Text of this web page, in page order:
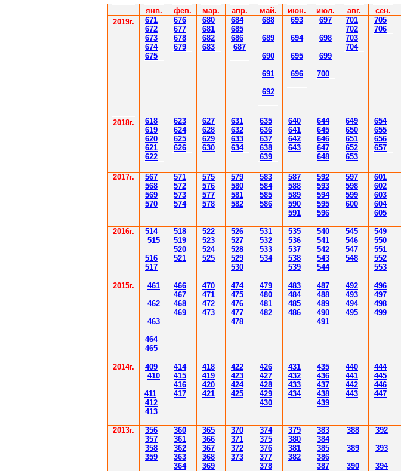
янв. фев. мар. апр. май. июн. июл. авг. сен.
2019г.
671
672
673
674
675
676
677
678
679
680
681
682
683
684
685
686
687
688
689
690
691
692
693
694
695
696
697
698
699
700
701
702
703
704
705
706
2018г. 618
619
620
621
622
623
624
625
626
627
628
629
630
631
632
633
634
635
636
637
638
639
640
641
642
643
644
645
646
647
648
649
650
651
652
653
654
655
656
657
2017г.
567
568
569
570
571
572
573
574
575
576
577
578
579
580
581
582
583
584
585
586
587
588
589
590
591
592
593
594
595
596
597
598
599
600
601
602
603
604
605
2016г.
514
515
516
517
518
519
520
521
522
523
524
525
526
527
528
529
530
531
532
533
534
535
536
537
538
539
540
541
542
543
544
545
546
547
548
549
550
551
552
553
2015г. 461
462
463
464
465
466
467
468
469
470
471
472
473
474
475
476
477
478
479
480
481
482
483
484
485
486
487
488
489
490
491
492
493
494
495
496
497
498
499
2014г. 409
410
411
412
413
414
415
416
417
418
419
420
421
422
423
424
425
426
427
428
429
430
431
432
433
434
435
436
437
438
439
440
441
442
443
444
445
446
447
2013г.
356
357
358
359
360
361
362
363
364
365
366
367
368
369
370
371
372
373
374
375
376
377
378
379
380
381
382
383
384
385
386
387
388
389
390
392
393
394